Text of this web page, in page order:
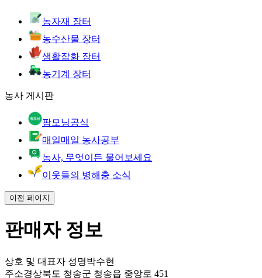
농자재 장터
농수산물 장터
생활잡화 장터
농기계 장터
농사 게시판
팜모닝공식
매일매일 농사공부
농사, 무엇이든 물어보세요
이웃들의 병해충 소식
이전 페이지
판매자 정보
상호 및 대표자 성명박수현
주소경상북도 청송군 청송읍 중앙로 451